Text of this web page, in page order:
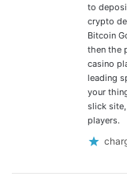
to
crypto
Bitcoin
then the
casino
leading
your
slick
players.